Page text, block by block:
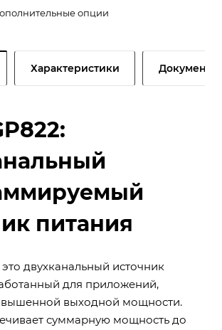
опции
Характеристики Документы
питания
это двухканальный источник
для приложений,
выходной мощности.
суммарную мощность до